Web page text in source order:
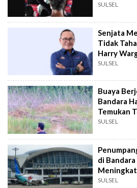
SULSEL
Senjata
Tidak
Harry
SULSEL
Buaya
Bandara
Temukan
SULSEL
di
SULSEL